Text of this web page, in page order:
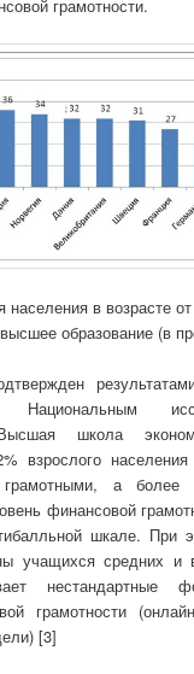
грамотности.
населения в возрасте
образование (в
школа
взрослого
а более
финансовой
шкале. При
учащихся средних и
нестандартные
грамотности
[3]